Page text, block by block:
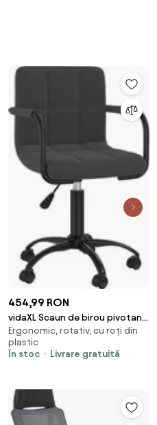
454,99 RON
vidaXL Scaun de birou pivotant,
negru, catifea
Ergonomic, rotativ, cu roți din
plastic
În stoc
Livrare gratuită